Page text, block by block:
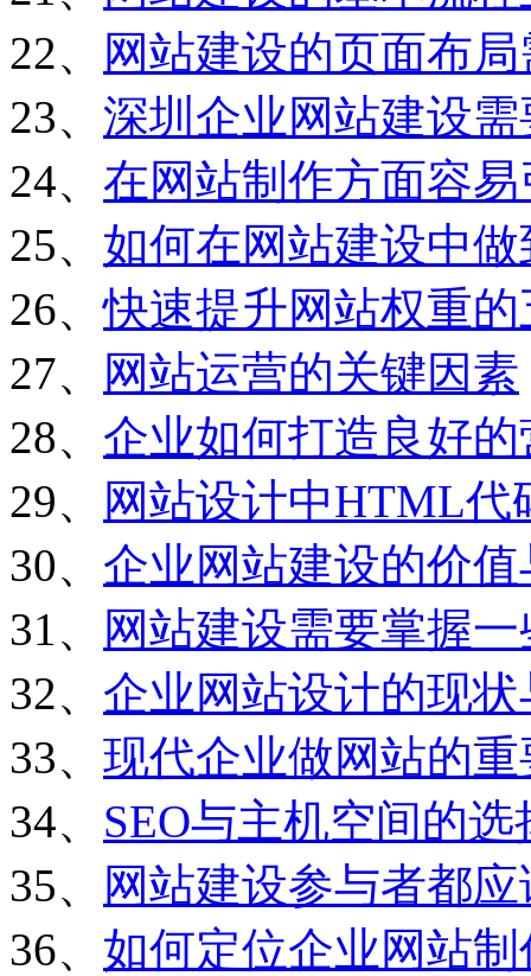
22、
网站建设的页面布
23、 深圳企业网站建设
24、 在网站制作方面容
25、 如何在网站建设中
26、快速提升网站权重
27、
网站运营的关键因素
28、 企业如何打造良好
29、
网站设计中HTML代
30、 企业网站建设的价
31、
网站建设需要掌握
32、 企业网站设计的现
33、 现代企业做网站的重
34、 SEO与主机空间的选
35、
网站建设参与者都
36、 如何定位企业网站